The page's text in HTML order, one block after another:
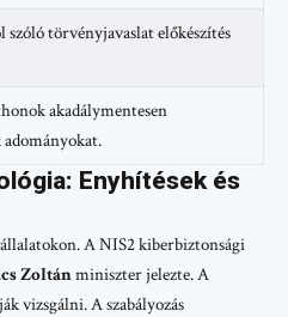
törvényjavaslat előkészítés
akadálymentesen
Enyhítések és
A NIS2 kiberbiztonsági
Zoltánminiszter jelezte. A
vizsgálni. A szabályozás